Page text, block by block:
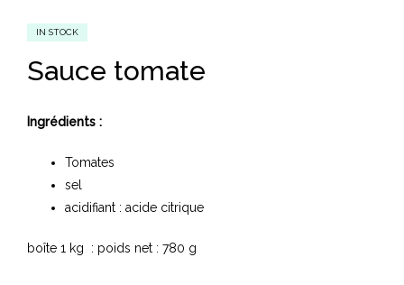
IN STOCK
Sauce tomate
Ingrédients :
Tomates
sel
acidifiant : acide citrique
boîte 1 kg : poids net : 780 g